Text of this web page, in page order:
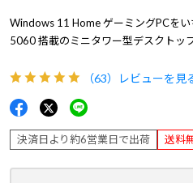
Windows 11 Home ゲーミングPCを
5060 搭載のミニタワー型デスクトップ
（63） レビューを見
決済日より約6営業日で出荷 送料